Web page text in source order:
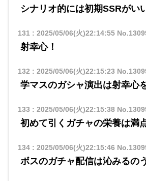
シナリオ的には初期SSRがい
131 : 2025/05/06(火)22:14:55
射幸心！
132 : 2025/05/06(火)22:15:23
学マスのガシャ演出は射幸心
133 : 2025/05/06(火)22:15:38
初めて引くガチャの栄養は満
134: 2025/05/06(火)22:15:46
ボスのガチャ配信は沁みるの